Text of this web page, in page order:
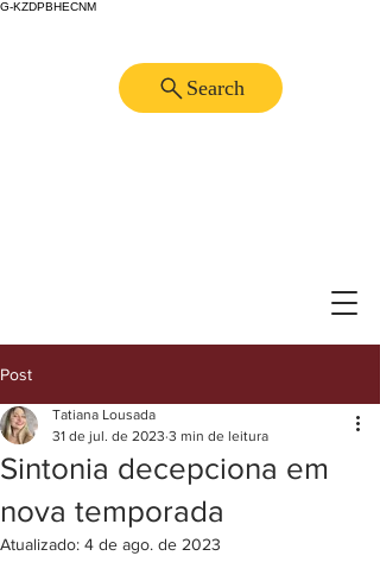
G-KZDPBHECNM
Search
Post
Sintonia decepciona em
nova temporada
Tatiana Lousada
31 de jul. de 2023 3 min de leitura
Atualizado: 4 de ago. de 2023